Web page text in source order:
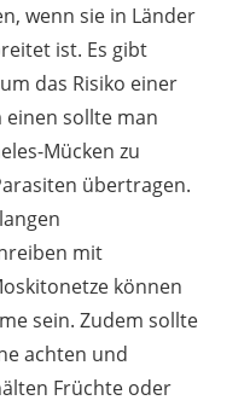
wenn sie in Länder
ist. Es gibt
das Risiko einer
sollte man
Mücken zu
übertragen.
mit
können
sein. Zudem sollte
achten und
Früchte oder